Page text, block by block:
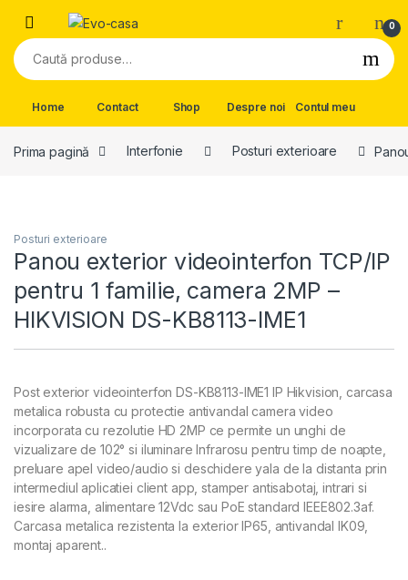
Skip to navigation
Skip to content
0
Caută după:
Home Contact Shop Despre noi Contul meu
Prima pagină Interfonie Posturi exterioare
Posturi exterioare
Panou exterior videointerfon TCP/IP
pentru 1 familie, camera 2MP –
HIKVISION DS-KB8113-IME1
Post exterior videointerfon DS-KB8113-IME1 IP Hikvision, carcasa
metalica robusta cu protectie antivandal camera video
incorporata cu rezolutie HD 2MP ce permite un unghi de
vizualizare de 102° si iluminare Infrarosu pentru timp de noapte,
preluare apel video/audio si deschidere yala de la distanta prin
intermediul aplicatiei client app, stamper antisabotaj, intrari si
iesire alarma, alimentare 12Vdc sau PoE standard IEEE802.3af.
Carcasa metalica rezistenta la exterior IP65, antivandal IK09,
montaj aparent..